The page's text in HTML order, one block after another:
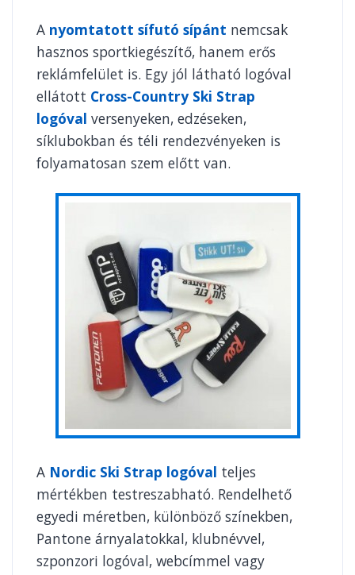
A nyomtatott sífutó sípánt nemcsak
hasznos sportkiegészítő, hanem erős
reklámfelület is. Egy jól látható logóval
ellátott Cross-Country Ski Strap
logóval versenyeken, edzéseken,
síklubokban és téli rendezvényeken is
folyamatosan szem előtt van.
A Nordic Ski Strap logóval teljes
mértékben testreszabható. Rendelhető
egyedi méretben, különböző színekben,
Pantone árnyalatokkal, klubnévvel,
szponzori logóval, webcímmel vagy